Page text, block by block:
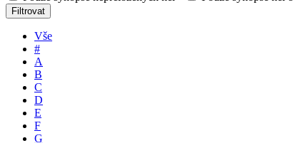
Filtrovat
Vše
#
A
B
C
D
E
F
G